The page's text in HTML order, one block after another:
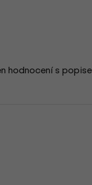
hodnocení s